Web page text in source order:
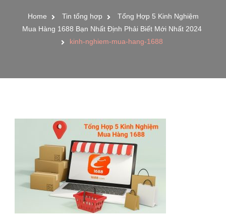
Home Tin tổng hợp
Tổng Hợp 5 Kinh Nghiệm
Mua Hàng 1688 Bạn Nhất Định Phải Biết Mới Nhất 2024
kinh-nghiem-mua-hang-1688